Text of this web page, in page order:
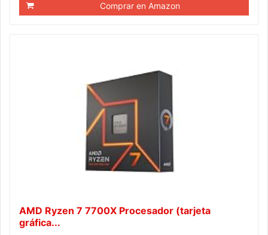
Comprar en Amazon
AMD Ryzen 7 7700X Procesador (tarjeta
gráfica...